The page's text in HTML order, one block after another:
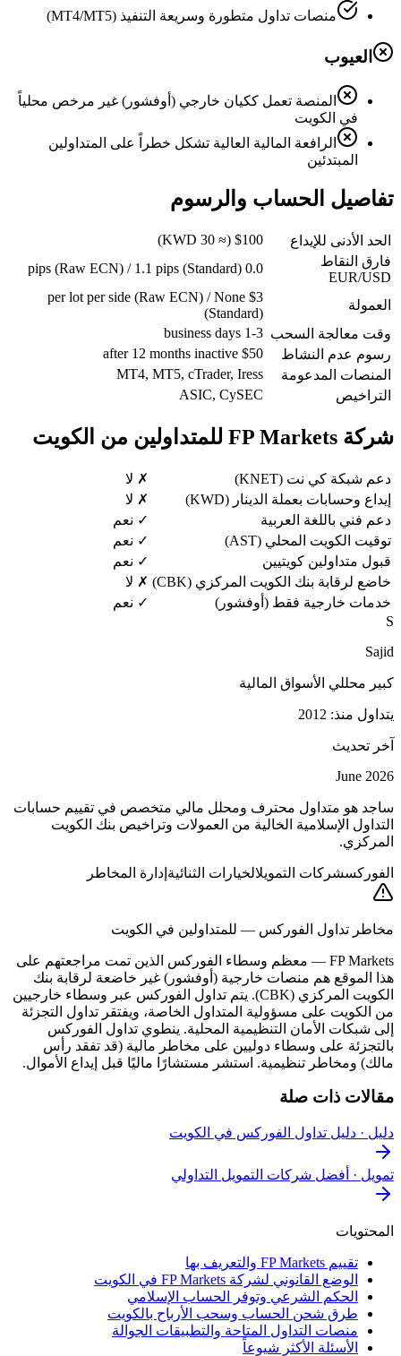
منصات تداول متطورة وسريعة التنفيذ (MT4/MT5)
العيوب
المنصة تعمل ككيان خارجي (أوفشور) غير مرخص محلياً
في الكويت
الرافعة المالية العالية تشكل خطراً على المتداولين
المبتدئين
تفاصيل الحساب والرسوم
الحد الأدنى للإيداع
$100 (≈ 30 KWD)
فارق النقاط
EUR/USD
0.0 pips (Raw ECN) / 1.1 pips (Standard)
العمولة
$3 per lot per side (Raw ECN) / None
(Standard)
وقت معالجة السحب 1-3 business days
رسوم عدم النشاط
$50 after 12 months inactive
المنصات المدعومة
MT4, MT5, cTrader, Iress
التراخيص
ASIC, CySEC
شركة FP Markets للمتداولين من الكويت
دعم شبكة كي نت (KNET)
✗ لا
إيداع وحسابات بعملة الدينار (KWD)
✗ لا
دعم فني باللغة العربية
✓ نعم
توقيت الكويت المحلي (AST)
✓ نعم
قبول متداولين كويتيين
✓ نعم
خاضع لرقابة بنك الكويت المركزي (CBK)
✗ لا
خدمات خارجية فقط (أوفشور)
✓ نعم
S
Sajid
كبير محللي الأسواق المالية
يتداول منذ: 2012
آخر تحديث
June 2026
ساجد هو متداول محترف ومحلل مالي متخصص في تقييم حسابات
التداول الإسلامية الخالية من العمولات وتراخيص بنك الكويت
المركزي.
الفوركسشركات التمويلالخيارات الثنائية إدارة المخاطر
مخاطر تداول الفوركس — للمتداولين في الكويت
FP Markets
— معظم وسطاء الفوركس الذين تمت مراجعتهم على
هذا الموقع هم منصات خارجية (أوفشور) غير خاضعة لرقابة بنك
الكويت المركزي (CBK). يتم تداول الفوركس عبر وسطاء خارجيين
من الكويت على مسؤولية المتداول الخاصة، ويفتقر تداول التجزئة
إلى شبكات الأمان التنظيمية المحلية. ينطوي تداول الفوركس
بالتجزئة على وسطاء دوليين على مخاطر مالية (قد تفقد رأس
مالك) ومخاطر تنظيمية. استشر مستشارًا ماليًا قبل إيداع الأموال.
مقالات ذات صلة
دليل · دليل تداول الفوركس في الكويت
تمويل · أفضل شركات التمويل التداولي
المحتويات
تقييم FP Markets والتعريف بها
الوضع القانوني لشركة FP Markets في الكويت
الحكم الشرعي وتوفر الحساب الإسلامي
طرق شحن الحساب وسحب الأرباح بالكويت
منصات التداول المتاحة والتطبيقات الجوالة
الأسئلة الأكثر شيوعاً